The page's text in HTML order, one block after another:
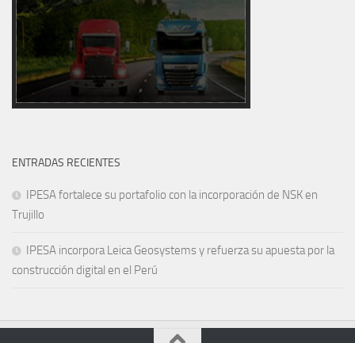
ENTRADAS RECIENTES
IPESA fortalece su portafolio con la incorporación de NSK en
Trujillo
IPESA incorpora Leica Geosystems y refuerza su apuesta por la
construcción digital en el Perú